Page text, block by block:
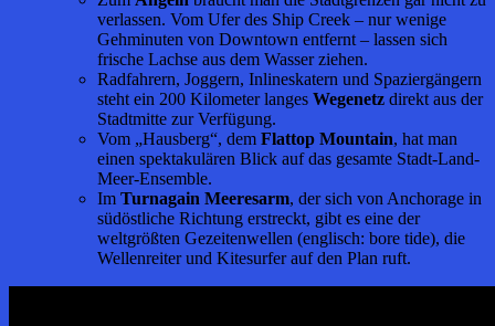
verlassen. Vom Ufer des Ship Creek – nur wenige
Gehminuten von Downtown entfernt – lassen sich
frische Lachse aus dem Wasser ziehen.
Radfahrern, Joggern, Inlineskatern und Spaziergängern
steht ein 200 Kilometer langes Wegenetz direkt aus der
Stadtmitte zur Verfügung.
Vom „Hausberg“, dem Flattop Mountain, hat man
einen spektakulären Blick auf das gesamte Stadt-Land-
Meer-Ensemble.
Im Turnagain Meeresarm, der sich von Anchorage in
südöstliche Richtung erstreckt, gibt es eine der
weltgrößten Gezeitenwellen (englisch: bore tide), die
Wellenreiter und Kitesurfer auf den Plan ruft.